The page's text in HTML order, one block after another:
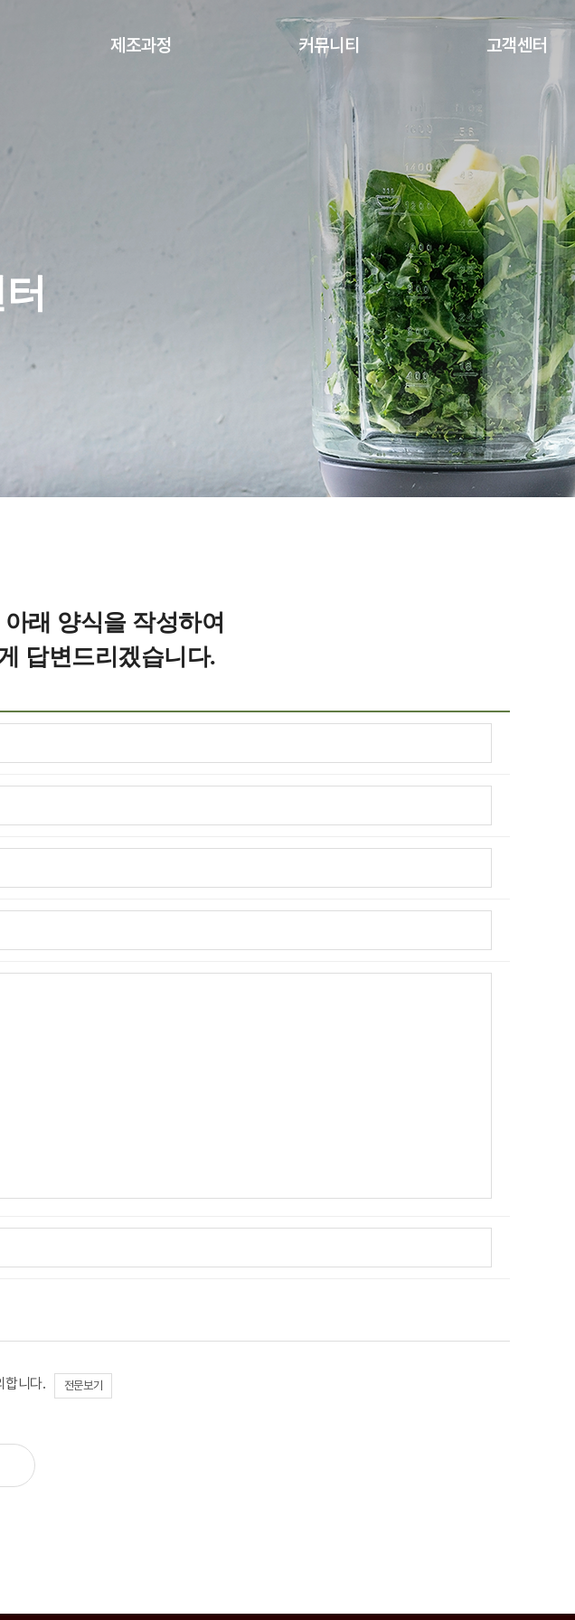
제조과정 커뮤니티
공지사항
자료실
고객센터
래 양식을 작성하여
답변드리겠습니다.
합니다. 전문보기